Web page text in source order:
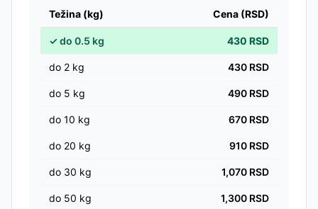
Težina (kg) Cena (RSD)
✓do 0.5 kg 430 RSD
do 2 kg 430 RSD
do 5 kg 490 RSD
do 10 kg 670 RSD
do 20 kg 910 RSD
do 30 kg 1,070 RSD
do 50 kg 1,300 RSD